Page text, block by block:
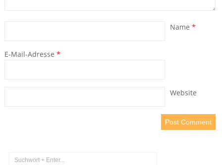
Name *
E-Mail-Adresse *
Website